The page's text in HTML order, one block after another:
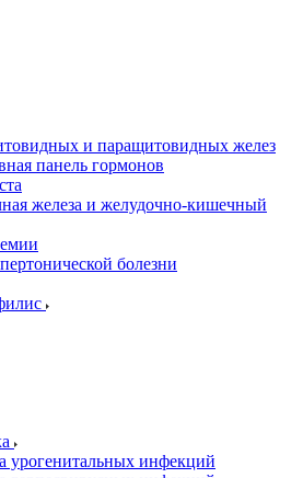
и паращитовидных желез
панель гормонов
железа и желудочно-кишечный
болезни
урогенитальных инфекций